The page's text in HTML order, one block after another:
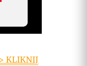
KLIKNIJ